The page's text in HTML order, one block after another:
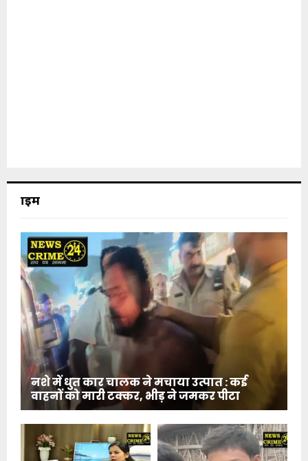
क्राइम
नशे में धुत कार चालक ने मचाया उत्पात : कई
वाहनों को मारी टक्कर, भीड़ ने जमकर पीटा